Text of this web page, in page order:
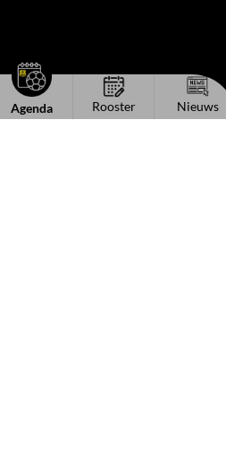
Agenda Rooster Nieuws